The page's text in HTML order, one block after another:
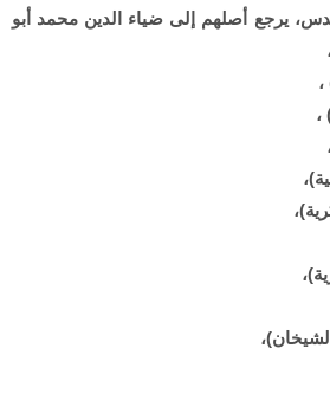
يرجع أصلهم إلى ضياء الدين محمد أبو
،